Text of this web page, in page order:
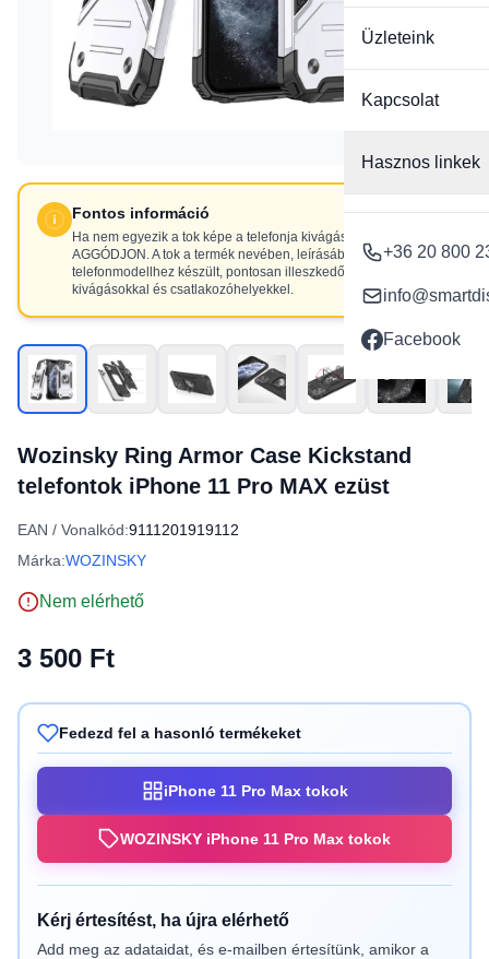
Üzleteink
Kapcsolat
Hasznos linkek
+36 20 800
Facebook
Fontos információ
Ha nem egyezik a tok képe a telefonja kivágásaival, NE
AGGÓDJON. A tok a termék nevében, leírásában szereplő
telefonmodellhez készült, pontosan illeszkedő
kivágásokkal és csatlakozóhelyekkel.
Wozinsky Ring Armor Case Kickstand
telefontok iPhone 11 Pro MAX ezüst
EAN / Vonalkód:9111201919112
Márka:WOZINSKY
Nem elérhető
3 500 Ft
Fedezd fel a hasonló termékeket
iPhone 11 Pro Max tokok
WOZINSKY iPhone 11 Pro Max tokok
Kérj értesítést, ha újra elérhető
Add meg az adataidat, és e-mailben értesítünk, amikor a